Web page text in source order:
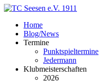
Home
Blog/News
Termine
Punktspieltermine
Jedermann
Klubmeisterschaften
2026